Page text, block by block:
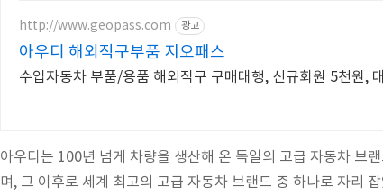
http://www.geopass.com 광고
아우디 해외직구부품 지오패스
수입자동차 부품/용품 해외직구 구매대행, 신규회원 5천원,
아우디는 100년 넘게 차량을 생산해 온 독일의 고급 자동차
며, 그 이후로 세계 최고의 고급 자동차 브랜드 중 하나로 자리